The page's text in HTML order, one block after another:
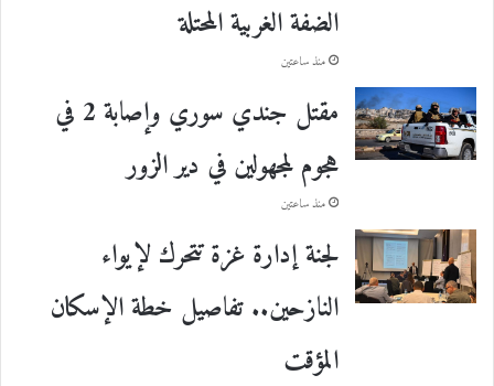
الضفة الغربية المحتلة
منذ ساعتين
مقتل جندي سوري وإصابة 2 في
هجوم لمجهولين في دير الزور
منذ ساعتين
لجنة إدارة غزة تتحرك لإيواء
النازحين.. تفاصيل خطة الإسكان
المؤقت